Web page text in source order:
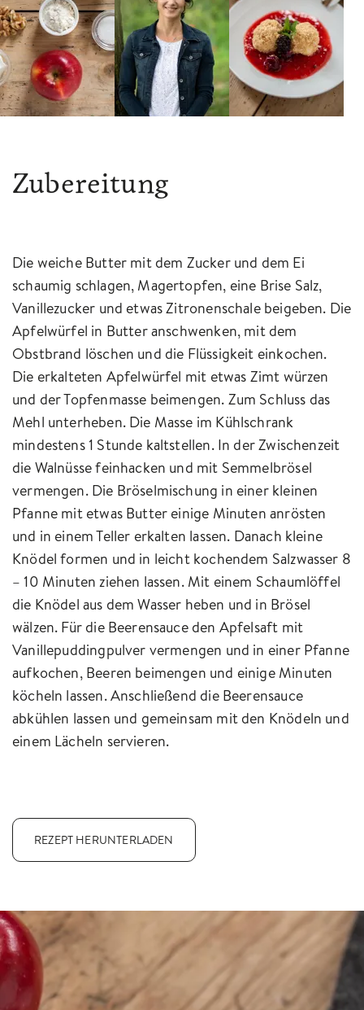
Zubereitung
Die weiche Butter mit dem Zucker und dem Ei
schaumig schlagen, Magertopfen, eine Brise Salz,
Vanillezucker und etwas Zitronenschale beigeben. Die
Apfelwürfel in Butter anschwenken, mit dem
Obstbrand löschen und die Flüssigkeit einkochen.
Die erkalteten Apfelwürfel mit etwas Zimt würzen
und der Topfenmasse beimengen. Zum Schluss das
Mehl unterheben. Die Masse im Kühlschrank
mindestens 1 Stunde kaltstellen. In der Zwischenzeit
die Walnüsse feinhacken und mit Semmelbrösel
vermengen. Die Bröselmischung in einer kleinen
Pfanne mit etwas Butter einige Minuten anrösten
und in einem Teller erkalten lassen. Danach kleine
Knödel formen und in leicht kochendem Salzwasser 8
– 10 Minuten ziehen lassen. Mit einem Schaumlöffel
die Knödel aus dem Wasser heben und in Brösel
wälzen. Für die Beerensauce den Apfelsaft mit
Vanillepuddingpulver vermengen und in einer Pfanne
aufkochen, Beeren beimengen und einige Minuten
köcheln lassen. Anschließend die Beerensauce
abkühlen lassen und gemeinsam mit den Knödeln und
einem Lächeln servieren.
REZEPT HERUNTERLADEN